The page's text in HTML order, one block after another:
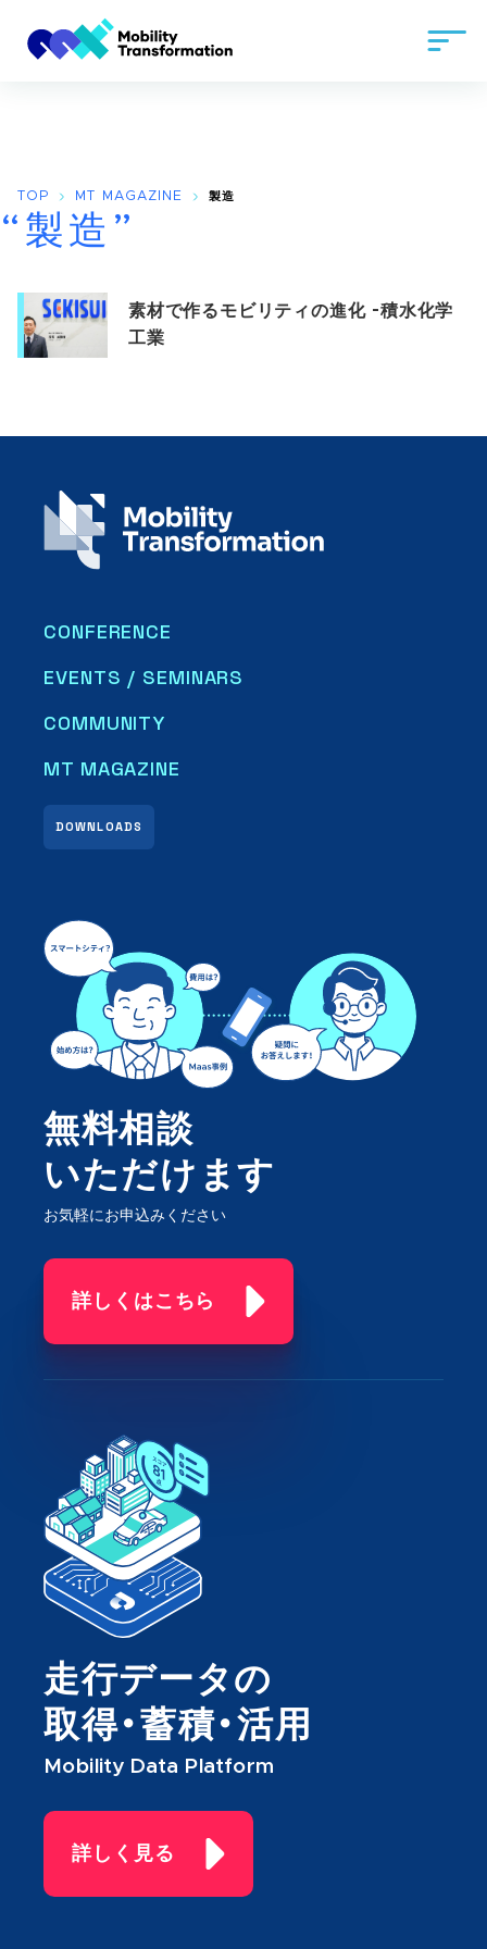
TOP MT MAGAZINE 製造
“製造”
素材で作るモビリティの進化 -積水化学
工業
CONFERENCE
EVENTS / SEMINARS
COMMUNITY
DOWNLOADS
MT MAGAZINE
無料相談
いただけます
お気軽にお申込みください
詳しくはこちら
走行データの
取得・蓄積・活用
Mobility Data Platform
詳しく見る